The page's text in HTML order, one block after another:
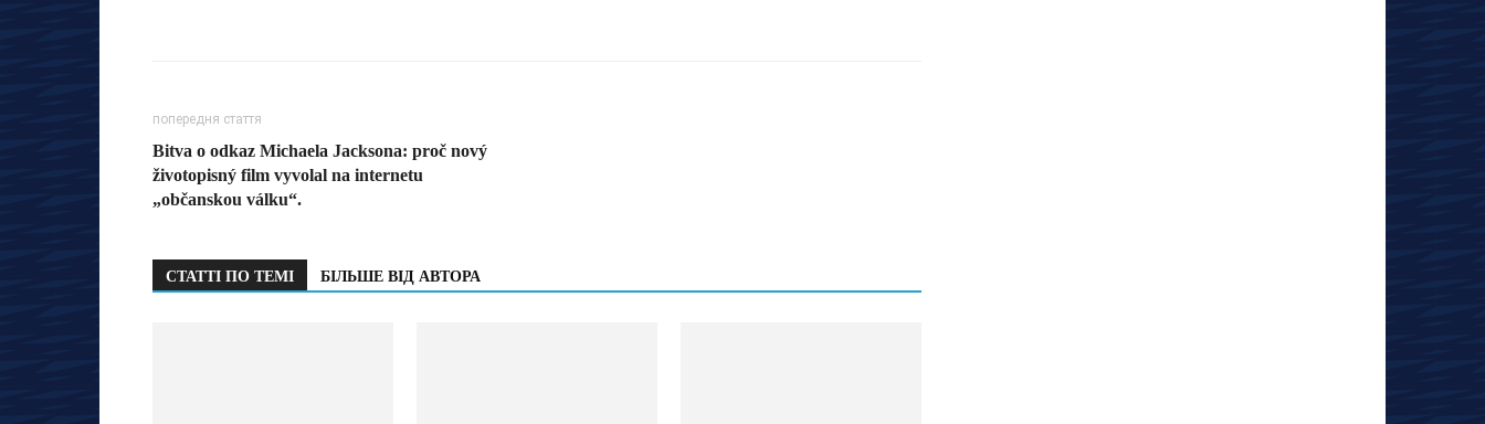
попередня стаття
Bitva o odkaz Michaela Jacksona: proč nový
životopisný film vyvolal na internetu
„občanskou válku“.
СТАТТІ ПО ТЕМІ БІЛЬШЕ ВІД АВТОРА